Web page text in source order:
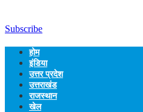
Subscribe
होम
इंडिया
उत्तर प्रदेश
उत्तराखंड
राजस्थान
खेल